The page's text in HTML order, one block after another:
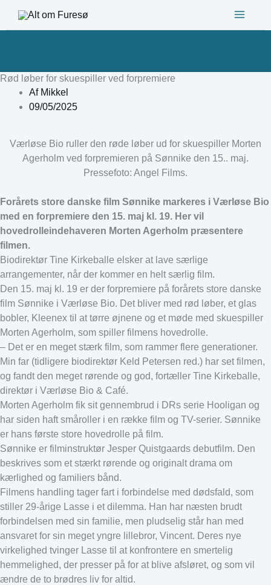
Rød løber for skuespiller ved forpremiere
AfMikkel
09/05/2025
Værløse Bio ruller den røde løber ud for skuespiller Morten
Agerholm ved forpremieren på Sønnike den 15.. maj.
Pressefoto: Angel Films.
Forårets store danske film Sønnike markeres i Værløse Bio
med en forpremiere den 15. maj kl. 19. Her vil
hovedrolleindehaveren Morten Agerholm præsentere
filmen.
Biodirektør Tine Kirkeballe elsker at lave særlige
arrangementer, når der kommer en helt særlig film.
Den 15. maj kl. 19 er der forpremiere på forårets store danske
film Sønnike i Værløse Bio. Det bliver med rød løber, et glas
bobler, Kleenex til at tørre øjnene og et møde med skuespiller
Morten Agerholm, som spiller filmens hovedrolle.
– Det er en meget stærk film, som rammer flere generationer.
Min far (tidligere biodirektør Keld Petersen red.) har set filmen,
og fandt den meget rørende og god, fortæller Tine Kirkeballe,
direktør i Værløse Bio & Café.
Morten Agerholm fik sit gennembrud i DRs serie Hooligan og
har siden haft småroller i en række film og TV-serier. Sønnike
er hans første store hovedrolle på film.
Sønnike er filminstruktør Jesper Quistgaards debutfilm. Den
beskrives som et stærkt rørende og originalt drama om
kærlighed og familiers bånd.
Filmens handling tager fart i forbindelse med dødsfald, som
stiller 29-årige Lasse i et dilemma. Han har næsten brudt
forbindelsen med sin familie, men pludselig står han med
ansvaret for sin meget yngre lillebror, Vincent. Deres nye
virkelighed tvinger Lasse til at konfrontere en smertelig
hemmelighed, der presser på for at blive afsløret, og som vil
ændre de to brødres liv for altid.